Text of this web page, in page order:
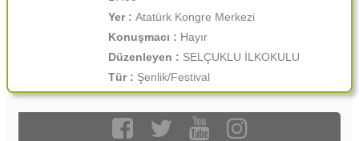
Yer : Atatürk Kongre Merkezi
Konuşmacı : Hayır
Düzenleyen : SELÇUKLU İLKOKULU
Tür : Şenlik/Festival